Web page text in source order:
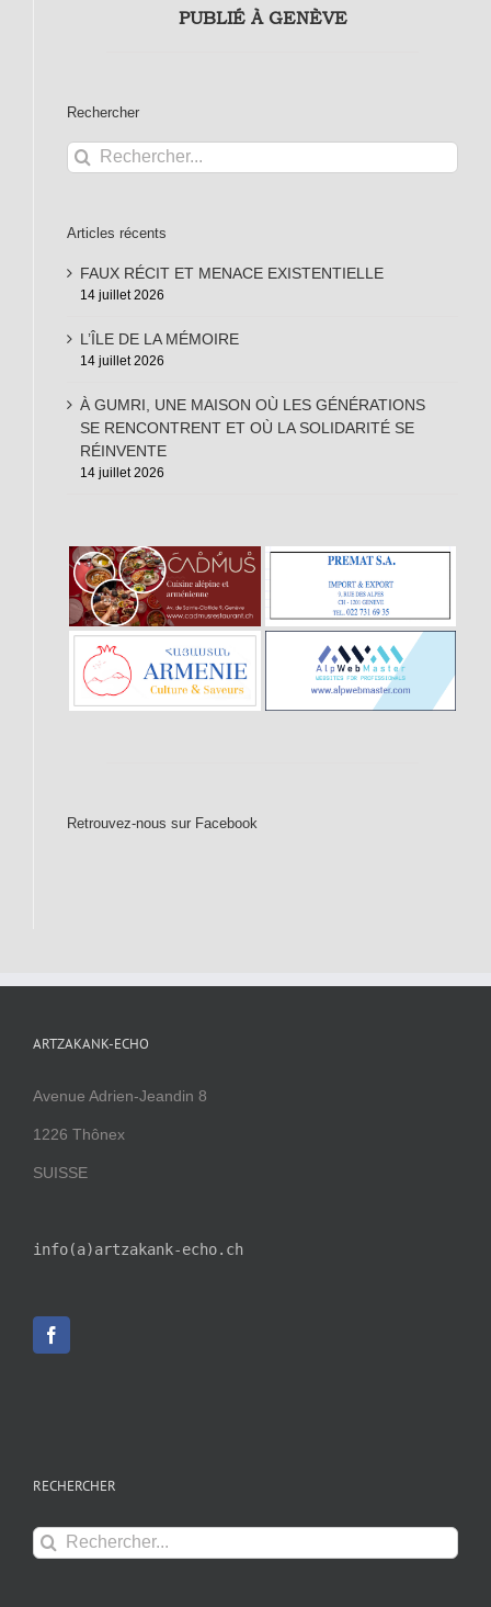
PUBLIÉ À GENÈVE
Rechercher
Rechercher:
Articles récents
FAUX RÉCIT ET MENACE EXISTENTIELLE
14 juillet 2026
L’ÎLE DE LA MÉMOIRE
14 juillet 2026
À GUMRI, UNE MAISON OÙ LES GÉNÉRATIONS
SE RENCONTRENT ET OÙ LA SOLIDARITÉ SE
RÉINVENTE
14 juillet 2026
Retrouvez-nous sur Facebook
ARTZAKANK-ECHO
Avenue Adrien-Jeandin 8
1226 Thônex
SUISSE
info(a)artzakank-echo.ch
RECHERCHER
Rechercher: